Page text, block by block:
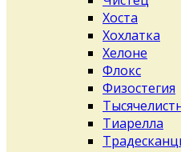
Хоста
Хохлатка
Хелоне
Флокс
Физостегия
Тиарелла